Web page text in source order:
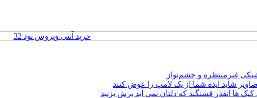
خرید آنتی ویروس نود 32
غیرمنتظره و چشم‌نواز
شاید ایده شما از یک لامپ را عوض کنند
ها آنقدر قشنگند که دلتان نمی آید برش بزنید